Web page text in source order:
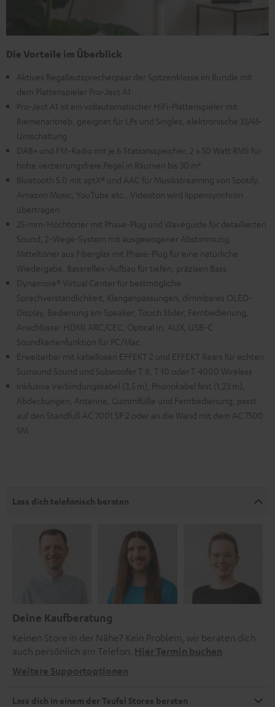
Die Vorteile im Überblick
Aktives Regallautsprecherpaar der Spitzenklasse im Bundle mit
dem Plattenspieler Pro-Ject A1
Pro-Ject A1 ist ein vollautomatischer HiFi-Plattenspieler mit
Riemenantrieb, geeignet für LPs und Singles, elektronische 33/45-
Umschaltung
DAB+ und FM-Radio mit je 6 Stationsspeicher, 2 x 50 Watt RMS für
hohe verzerrungsfreie Pegel in Räumen bis 30 m²
Bluetooth 5.0 mit aptX® und AAC für Musikstreaming von Spotify,
Amazon Music, YouTube etc., Videoton wird lippensynchron
übertragen
25-mm-Hochtöner mit Phase-Plug und Waveguide für detaillierten
Sound, 2-Wege-System mit ausgewogener Abstimmung,
Mitteltöner aus Fiberglas mit Phase-Plug für eine natürliche
Wiedergabe, Bassreflex-Aufbau für tiefen, präzisen Bass
Dynamore® Virtual Center für bestmögliche
Sprachverständlichkeit, Klanganpassungen, dimmbares OLED-
Display, Bedienung am Speaker, Touch Slider, Fernbedienung,
Anschlüsse: HDMI ARC/CEC, Optical In, AUX, USB-C
Soundkartenfunktion für PC/Mac
Erweiterbar mit kabellosen EFFEKT 2 und EFFEKT Rears für echten
Surround Sound und Subwoofer T 8, T 10 oder T 4000 Wireless
Inklusive Verbindungskabel (3,5 m), Phonokabel fest (1,23 m),
Abdeckungen, Antenne, Gummifüße und Fernbedienung, passt
auf den Standfuß AC 7001 SP 2 oder an die Wand mit dem AC 7500
SM
Lass dich telefonisch beraten
Deine Kaufberatung
Keinen Store in der Nähe? Kein Problem, wir beraten dich
auch persönlich am Telefon. Hier Termin buchen
Weitere Supportoptionen
Lass dich in einem der Teufel Stores beraten